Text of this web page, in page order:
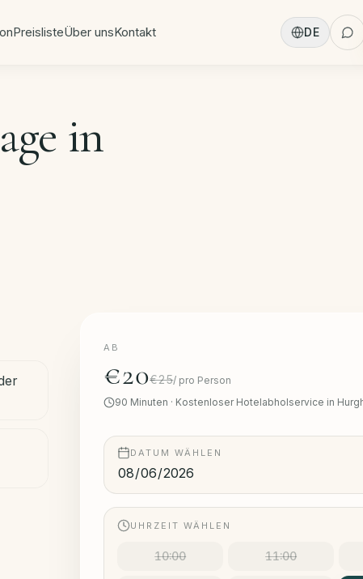
PreislisteÜber unsKontakt DE
in
AB
€20€25/ pro Person
90 Minuten · Kostenloser Hotelabholservice in
DATUM WÄHLEN
UHRZEIT WÄHLEN
10:00 11:00